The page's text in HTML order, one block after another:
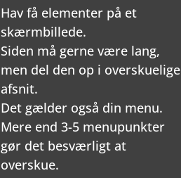
Hav få elementer på et
skærmbillede.
Siden må gerne være lang,
men del den op i overskuelige
afsnit.
Det gælder også din menu.
Mere end 3-5 menupunkter
gør det besværligt at
overskue.